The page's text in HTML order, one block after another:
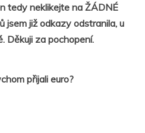
tedy neklikejte na ŽÁDNÉ
jsem již odkazy odstranila, u
Děkuji za pochopení.
přijali euro?